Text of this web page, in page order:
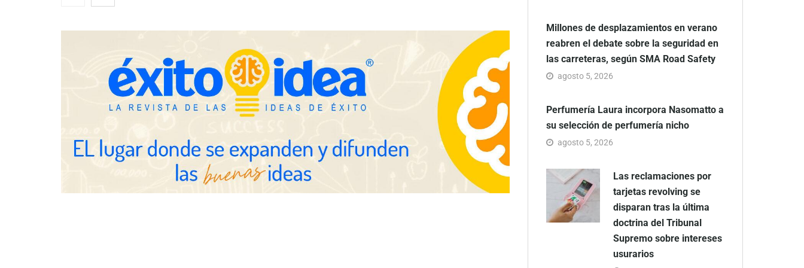
horas el alta de autónomo
The Factory School explica por
qué aprender herramientas de IA
ya no es suficiente para los
Brisas del Estrecho abastece a la
hostelería de Sevilla conectando
Millones de desplazamientos en verano
reabren el debate sobre la seguridad en
las carreteras, según SMA Road Safety
agosto 5, 2026
Perfumería Laura incorpora Nasomatto a
su selección de perfumería nicho
agosto 5, 2026
Las reclamaciones por
tarjetas revolving se
disparan tras la última
doctrina del Tribunal
Supremo sobre intereses
usurarios